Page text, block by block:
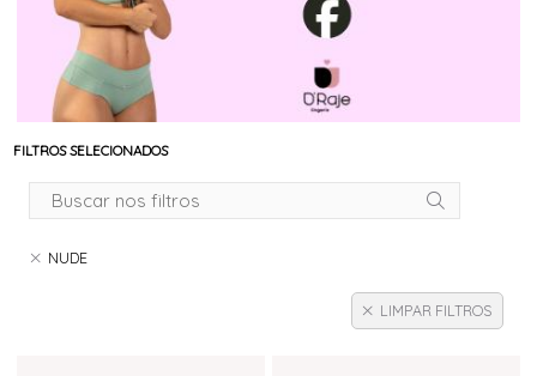
FILTROS SELECIONADOS
NUDE
LIMPAR FILTROS